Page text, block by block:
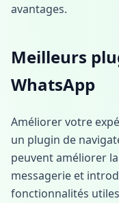
avantages.
Meilleurs
WhatsApp
Améliorer votre
un plugin de
peuvent améliorer
messagerie et
fonctionnalités